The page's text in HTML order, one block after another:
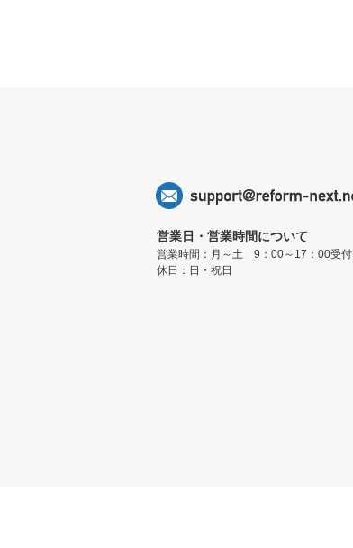
営業日・営業時間について
営業時間：月～土 9：00～17：00受付
休日：日・祝日